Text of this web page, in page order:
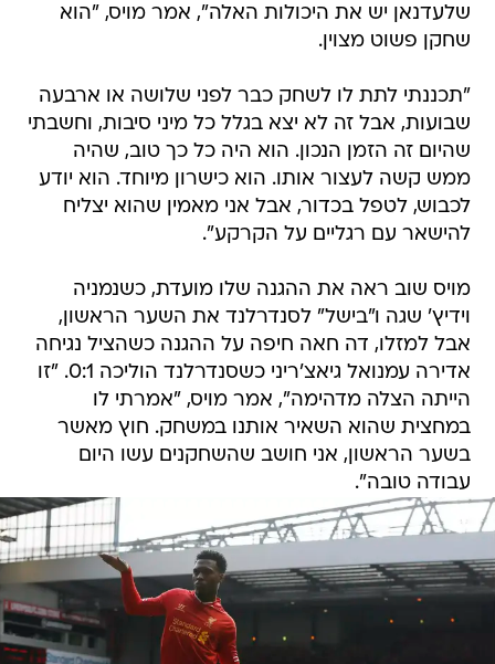
שלעדנאן יש את היכולות האלה", אמר מויס, "הוא
שחקן פשוט מצוין.
"תכננתי לתת לו לשחק כבר לפני שלושה או ארבעה
שבועות, אבל זה לא יצא בגלל כל מיני סיבות, וחשבתי
שהיום זה הזמן הנכון. הוא היה כל כך טוב, שהיה
ממש קשה לעצור אותו. הוא כישרון מיוחד. הוא יודע
לכבוש, לטפל בכדור, אבל אני מאמין שהוא יצליח
להישאר עם רגליים על הקרקע".
מויס שוב ראה את ההגנה שלו מועדת, כשנמניה
וידיץ' שגה ו"בישל" לסנדרלנד את השער הראשון,
אבל למזלו, דה חאה חיפה על ההגנה כשהציל נגיחה
אדירה עמנואל גיאצ'ריני כשסנדרלנד הוליכה 0:1. "זו
הייתה הצלה מדהימה", אמר מויס, "אמרתי לו
במחצית שהוא השאיר אותנו במשחק. חוץ מאשר
בשער הראשון, אני חושב שהשחקנים עשו היום
עבודה טובה".